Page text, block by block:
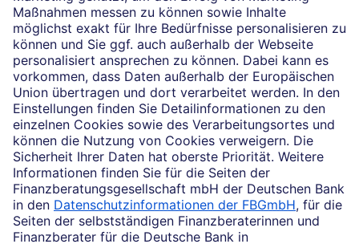
Ruhestand planen
AG oder durch die mit ihr kooperierenden
Produktpartner gegeben.
Impressum
Rechtliche Hinweise
Datenschutz
Barrierefreiheit
Cookie-Einstellungen